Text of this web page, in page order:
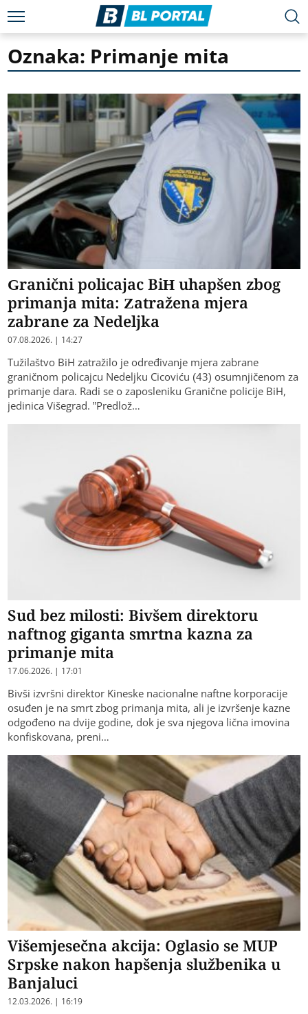
Oznaka: Primanje mita
Granični policajac BiH uhapšen zbog
primanja mita: Zatražena mjera
zabrane za Nedeljka
07.08.2026. | 14:27
Tužilaštvo BiH zatražilo je određivanje mjera zabrane
graničnom policajcu Nedeljku Cicoviću (43) osumnjičenom za
primanje dara. Radi se o zaposleniku Granične policije BiH,
jedinica Višegrad. ”Predlož…
Sud bez milosti: Bivšem direktoru
naftnog giganta smrtna kazna za
primanje mita
17.06.2026. | 17:01
Bivši izvršni direktor Kineske nacionalne naftne korporacije
osuđen je na smrt zbog primanja mita, ali je izvršenje kazne
odgođeno na dvije godine, dok je sva njegova lična imovina
konfiskovana, preni…
Višemjesečna akcija: Oglasio se MUP
Srpske nakon hapšenja službenika u
Banjaluci
12.03.2026. | 16:19